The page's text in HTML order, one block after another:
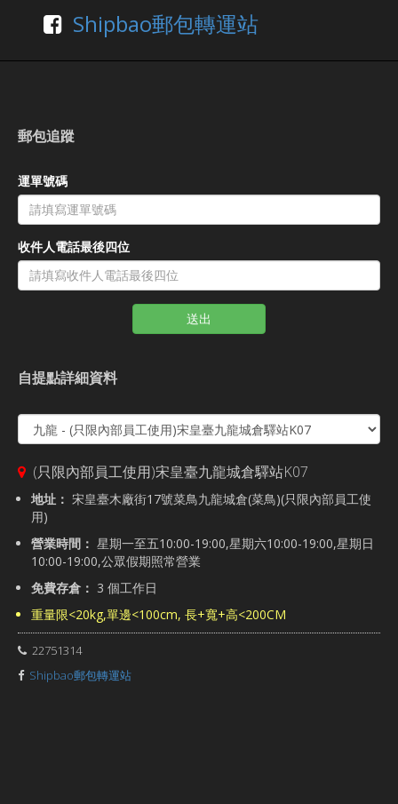
Shipbao郵包轉運站
郵包追蹤
運單號碼
收件人電話最後四位
送出
自提點詳細資料
(只限內部員工使用)宋皇臺九龍城倉驛站K07
地址： 宋皇臺木廠街17號菜鳥九龍城倉(菜鳥)(只限內部員工使
用)
營業時間： 星期一至五10:00-19:00,星期六10:00-19:00,星期日
10:00-19:00,公眾假期照常營業
免費存倉： 3 個工作日
重量限<20kg,單邊<100cm, 長+寬+高<200CM
22751314
Shipbao郵包轉運站